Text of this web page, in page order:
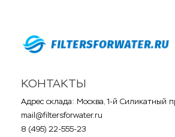
КОНТАКТЫ
Адрес склада: Москва, 1-й Силикатный
mail@filtersforwater.ru
8 (495) 22-555-23